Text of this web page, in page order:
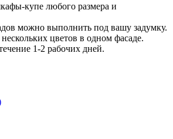
купе любого размера и
можно выполнить под вашу задумку.
цветов в одном фасаде.
1-2 рабочих дней.